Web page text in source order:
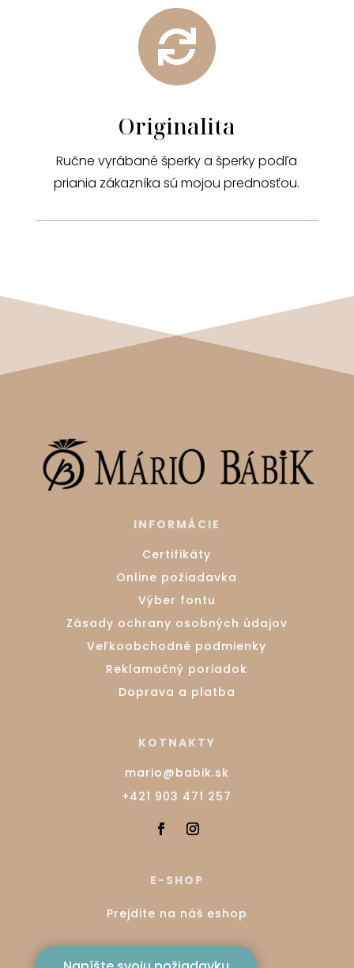

Originalita
Ručne vyrábané šperky a šperky podľa
priania zákazníka sú mojou prednosťou.
INFORMÁCIE
Certifikáty
Online požiadavka
Výber fontu
Zásady ochrany osobných údajov
Veľkoobchodné podmienky
Reklamačný poriadok
Doprava a platba
KOTNAKTY
mario@babik.sk
+421 903 471 257
E-SHOP
Prejdite na náš eshop